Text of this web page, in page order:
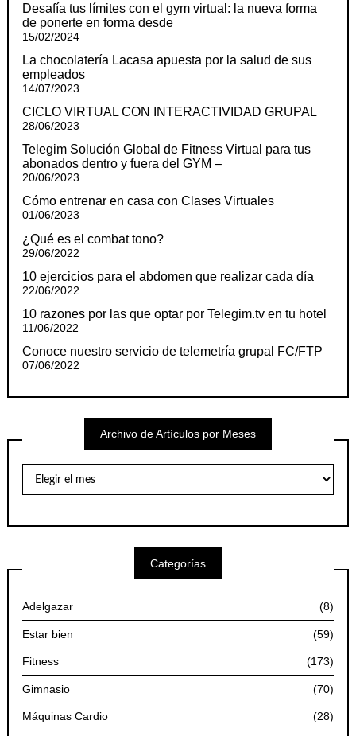
Desafía tus límites con el gym virtual: la nueva forma
de ponerte en forma desde
15/02/2024
La chocolatería Lacasa apuesta por la salud de sus
empleados
14/07/2023
CICLO VIRTUAL CON INTERACTIVIDAD GRUPAL
28/06/2023
Telegim Solución Global de Fitness Virtual para tus
abonados dentro y fuera del GYM –
20/06/2023
Cómo entrenar en casa con Clases Virtuales
01/06/2023
¿Qué es el combat tono?
29/06/2022
10 ejercicios para el abdomen que realizar cada día
22/06/2022
10 razones por las que optar por Telegim.tv en tu hotel
11/06/2022
Conoce nuestro servicio de telemetría grupal FC/FTP
07/06/2022
Archivo de Artículos por Meses
Artículos
Categorías
Adelgazar (8)
Estar bien (59)
Fitness (173)
Gimnasio (70)
Máquinas Cardio (28)